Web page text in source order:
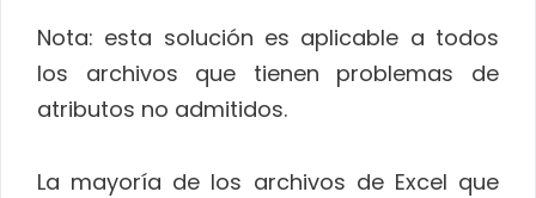
Nota: esta solución es aplicable a todos
los archivos que tienen problemas de
atributos no admitidos.
La mayoría de los archivos de Excel que